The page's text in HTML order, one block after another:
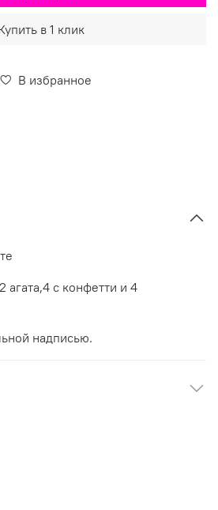
В избранное
в 1 клик
с конфетти и 4
надписью.